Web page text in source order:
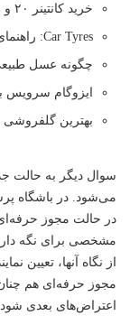
خرید کانتینر ۲۰ و ۴۰ فوت با بهترین قیمت
Car Tyres: راهنمای کامل خرید تایر
چگونه عسل
ایزوگام سرویس
بهترین گلفروشی
سوال دیگر به حالت
می‌شود. در باشگاه
در حالت مجوز
مشخصی برای نگه
از نگاه آنها، تعیین
مجوز حرفه‌ای هم
اعتراض‌های بعدی